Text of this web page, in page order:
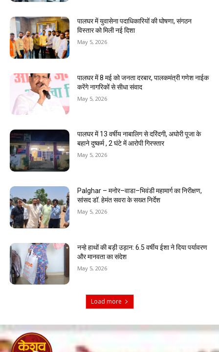
पालघर में युवासेना पदाधिकारियों की घोषणा, संगठन
विस्तार को मिली नई दिशा
May 5, 2026
पालघर में 8 मई को जनता दरबार, पालकमंत्री गणेश नाईक
करेंगे नागरिकों से सीधा संवाद
May 5, 2026
पालघर में 13 वर्षीय नाबालिग से दरिंदगी, अघोरी पूजा के
बहाने दुष्कर्म , 2 घंटे में आरोपी गिरफ्तार
May 5, 2026
Palghar – मनोर–वाडा–भिवंडी महामार्ग का निरीक्षण,
सांसद डॉ. हेमंत सवरा के सख्त निर्देश
May 5, 2026
नन्हे हाथों की बड़ी उड़ान: 6.5 वर्षीय ईशा ने दिया पर्यावरण
और मानवता का संदेश
May 5, 2026
Load more